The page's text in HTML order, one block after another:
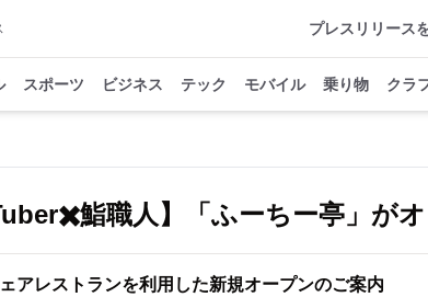
プレスリリース
スポーツ ビジネス テック モバイル 乗り物 クラ
鮨職人】「ふーちー亭」が
アレストランを利用した新規オープンのご案内